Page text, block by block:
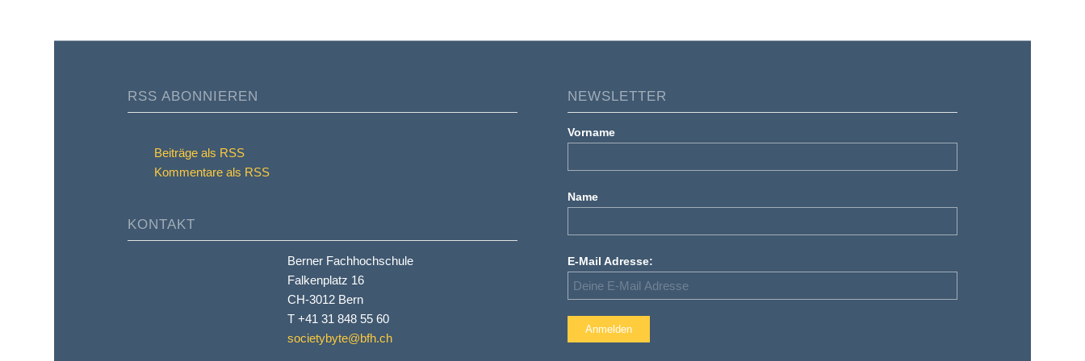
RSS ABONNIEREN
Beiträge als RSS
Kommentare als RSS
KONTAKT
Berner Fachhochschule
Falkenplatz 16
CH-3012 Bern
T +41 31 848 55 60
societybyte@bfh.ch
NEWSLETTER
Vorname
Name
E-Mail Adresse: